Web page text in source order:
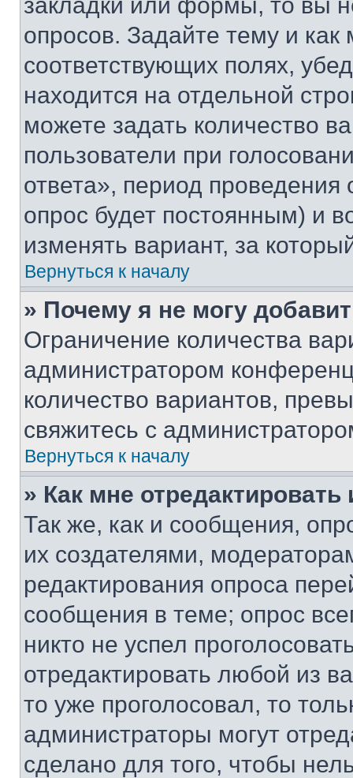
опросов. Задайте тему и
соответствующих полях,
находится на отдельной
можете задать количество
пользователи при
ответа», период проведения
опрос будет постоянным) и
изменять вариант, за
Вернуться к началу
» Почему я не могу
Ограничение количества
администратором
количество вариантов,
свяжитесь с
Вернуться к началу
» Как мне
Так же, как и сообщения,
их создателями,
редактирования опроса
сообщения в теме; опрос
никто не успел
отредактировать любой из
то уже проголосовал, то
администраторы могут
сделано для того, чтобы